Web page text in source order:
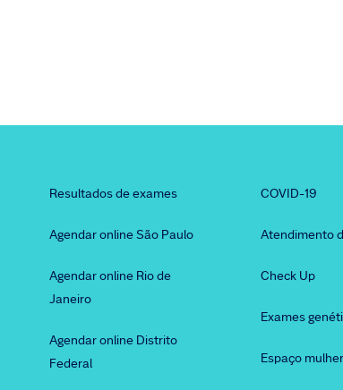
Resultados de exames
Agendar online São Paulo
Agendar online Rio de
Janeiro
Agendar online Distrito
Federal
COVID-19
Atendimento
Check Up
Exames
Espaço mulher